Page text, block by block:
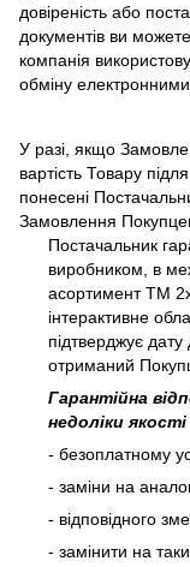
довіреність або
документів ви
компанія
обміну
У разі, якщо
вартість Товару
понесені
Замовлення
Постачальник
виробником, в
асортимент ТМ
інтерактивне
підтверджує
отриманий
Гарантійна
недоліки
- безоплатному
- заміни на
- відповідного
- замінити на